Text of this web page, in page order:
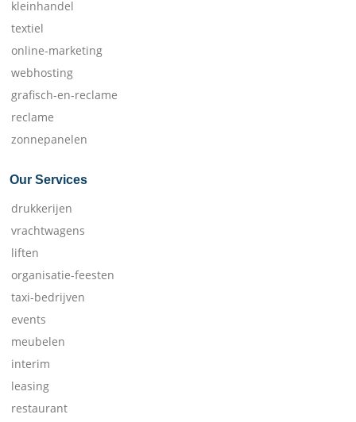
kleinhandel
textiel
online-marketing
webhosting
grafisch-en-reclame
reclame
zonnepanelen
Our Services
drukkerijen
vrachtwagens
liften
organisatie-feesten
taxi-bedrijven
events
meubelen
interim
leasing
restaurant